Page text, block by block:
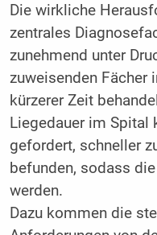
Die wirkliche
zentrales
zunehmend unter
zuweisenden Fächer
kürzerer Zeit
Liegedauer im Spital
gefordert, schneller
befunden, sodass
werden.
Dazu kommen die